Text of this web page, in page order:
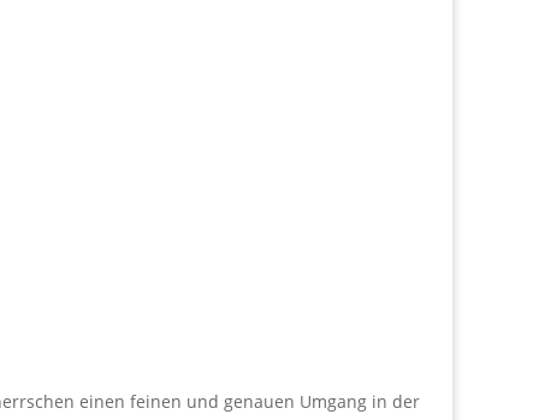
einen feinen und genauen Umgang in der